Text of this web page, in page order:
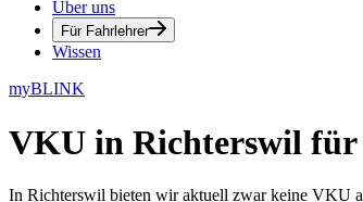
Über uns
Für Fahrlehrer
Wissen
myBLINK
VKU in Richterswil für
In Richterswil bieten wir aktuell zwar keine VKU